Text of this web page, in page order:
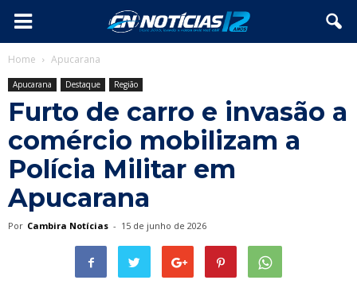
Home Apucarana
Apucarana Destaque Região
Furto de carro e invasão a
comércio mobilizam a
Polícia Militar em
Apucarana
Por Cambira Notícias - 15 de junho de 2026